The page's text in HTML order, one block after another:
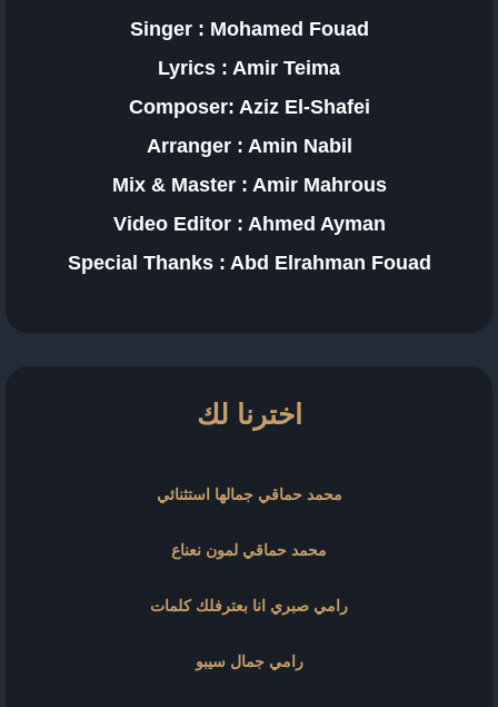
Singer : Mohamed Fouad
Lyrics : Amir Teima
Composer: Aziz El-Shafei
Arranger : Amin Nabil
Mix & Master : Amir Mahrous
Video Editor : Ahmed Ayman
Special Thanks : Abd Elrahman Fouad
اخترنا لك
محمد حماقي جمالها استثنائي
محمد حماقي لمون نعناع
رامي صبري انا بعترفلك كلمات
رامي جمال سيبو